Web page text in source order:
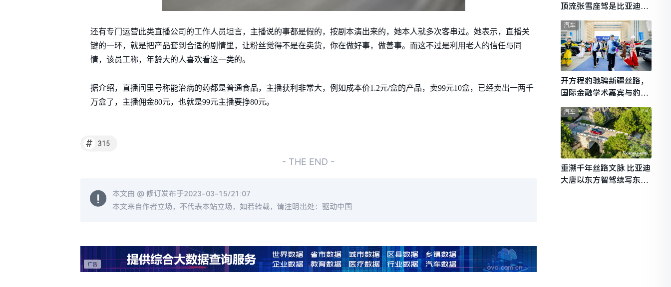
还有专门运营此类直播公司的工作人员坦言，主播说的事都是假的，按剧本演出来的，她本人就多次客串过。她表示，直播关
键的一环，就是把产品套到合适的剧情里，让粉丝觉得不是在卖货，你在做好事，做善事。而这不过是利用老人的信任与同
情，该员工称，年龄大的人喜欢看这一类的。
据介绍，直播间里号称能治病的药都是普通食品，主播获利非常大，例如成本价1.2元/盒的产品，卖99元10盒，已经卖出一两千
万盒了，主播佣金80元，也就是99元主播要挣80元。
# 315
- THE END -
本文由 @修订发布于2023-03-15/21:07
本文来自作者立场，不代表本站立场，如若转载，请注明出处：驱动中国
顶流张雪座驾是比亚迪秦
L
开方程豹驰骋新疆丝路，
国际金融学术嘉宾与豹友
共赴山海热爱
汽车
重溯千年丝路文脉 比亚迪
大唐以东方智驾续写东西
汽车